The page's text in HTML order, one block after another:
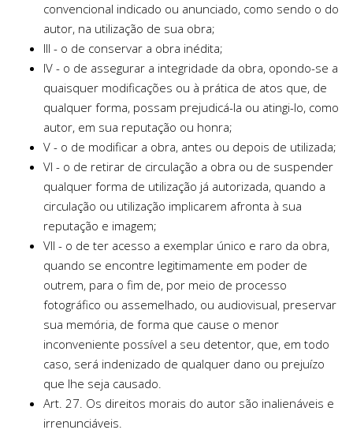
convencional indicado ou anunciado, como sendo o do
autor, na utilização de sua obra;
III - o de conservar a obra inédita;
IV - o de assegurar a integridade da obra, opondo-se a
quaisquer modificações ou à prática de atos que, de
qualquer forma, possam prejudicá-la ou atingi-lo, como
autor, em sua reputação ou honra;
V - o de modificar a obra, antes ou depois de utilizada;
VI - o de retirar de circulação a obra ou de suspender
qualquer forma de utilização já autorizada, quando a
circulação ou utilização implicarem afronta à sua
reputação e imagem;
VII - o de ter acesso a exemplar único e raro da obra,
quando se encontre legitimamente em poder de
outrem, para o fim de, por meio de processo
fotográfico ou assemelhado, ou audiovisual, preservar
sua memória, de forma que cause o menor
inconveniente possível a seu detentor, que, em todo
caso, será indenizado de qualquer dano ou prejuízo
que lhe seja causado.
Art. 27. Os direitos morais do autor são inalienáveis e
irrenunciáveis.